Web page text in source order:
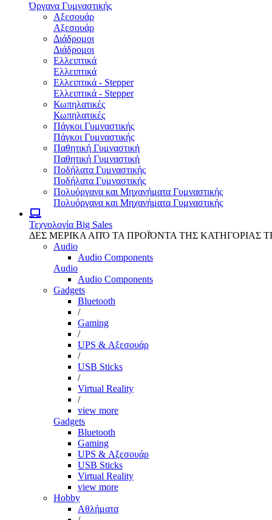
Όργανα Γυμναστικής
Αξεσουάρ
Αξεσουάρ
Διάδρομοι
Διάδρομοι
Ελλειπτικά
Ελλειπτικά
Ελλειπτικά - Stepper
Ελλειπτικά - Stepper
Κωπηλατικές
Κωπηλατικές
Πάγκοι Γυμναστικής
Πάγκοι Γυμναστικής
Παθητική Γυμναστική
Παθητική Γυμναστική
Ποδήλατα Γυμναστικής
Ποδήλατα Γυμναστικής
Πολυόργανα και Μηχανήματα Γυμναστικής
Πολυόργανα και Μηχανήματα Γυμναστικής
Τεχνολογία Big Sales
ΔΕΣ ΜΕΡΙΚΑ ΑΠΌ ΤΑ ΠΡΟΪΌΝΤΑ ΤΗΣ ΚΑΤΗΓΟΡΙΑΣ
Audio
Audio Components
Audio
Audio Components
Gadgets
Bluetooth
/
Gaming
/
UPS & Αξεσουάρ
/
USB Sticks
/
Virtual Reality
/
view more
Gadgets
Bluetooth
Gaming
UPS & Αξεσουάρ
USB Sticks
Virtual Reality
view more
Hobby
Αθλήματα